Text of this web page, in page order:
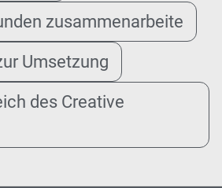
zusammenarbeite
Umsetzung
des Creative